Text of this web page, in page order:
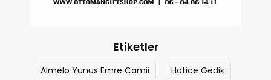
Etiketler
Almelo Yunus Emre Camii
Hatice Gedik